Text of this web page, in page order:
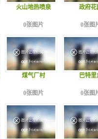
火山地热喷泉
0张图片
政府花
0张图
煤气厂村
0张图片
巴特里
0张图